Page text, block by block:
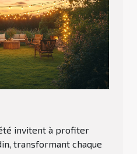
invitent à profiter
transformant chaque